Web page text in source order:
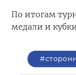
По итогам
медали и